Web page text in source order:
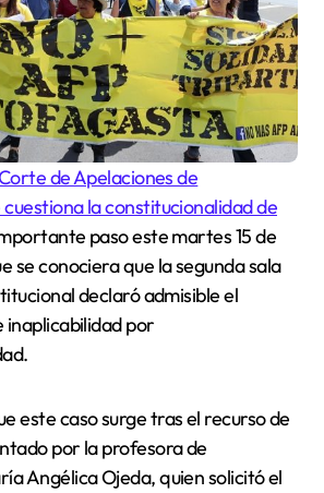
de Apelaciones de
la constitucionalidad de
paso este martes 15 de
se conociera que la segunda sala
declaró admisible el
por
este caso surge tras el recurso de
por la profesora de
Angélica Ojeda, quien solicitó el